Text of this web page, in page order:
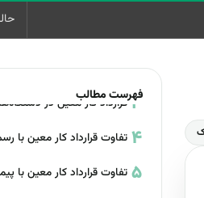
استخدام و قوانین
استخدام دولتی
قانون کار
فهرست مطالب
قرارداد کار معین در قانون کار
قرارداد کار معین در
تفاوت قرارداد کار معین
تفاوت قرارداد کار معین با